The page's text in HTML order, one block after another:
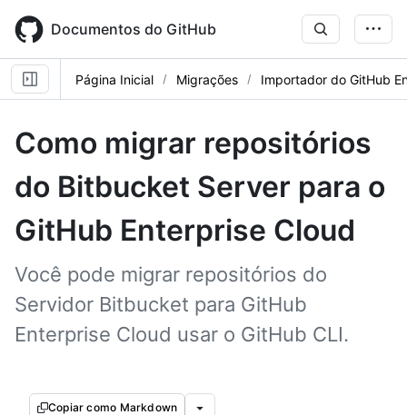
main
content
Documentos do GitHub
Página Inicial Migrações Importador do GitHub
Como migrar repositórios
do Bitbucket Server para o
GitHub Enterprise Cloud
Você pode migrar repositórios do
Servidor Bitbucket para GitHub
Enterprise Cloud usar o GitHub CLI.
Copiar como Markdown